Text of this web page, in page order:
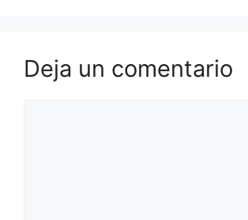
Deja un comentario